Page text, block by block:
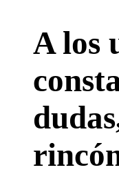
A los